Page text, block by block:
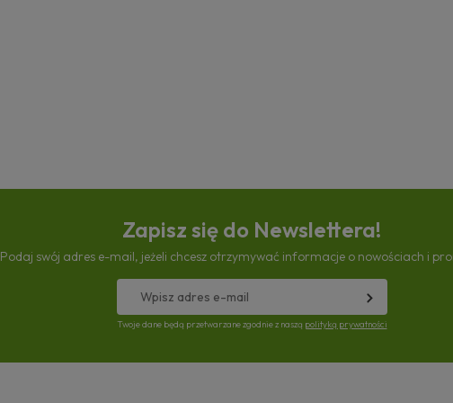
Zapisz się do Newslettera!
Podaj swój adres e-mail, jeżeli chcesz otrzymywać informacje o nowościach i
Twoje dane będą przetwarzane zgodnie z naszą polityką prywatności